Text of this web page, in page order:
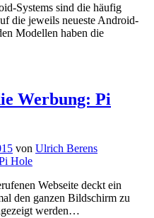
Systems sind die häufig
die jeweils neueste Android-
Modellen haben die
Werbung: Pi
von Ulrich Berens
Hole
Webseite deckt ein
den ganzen Bildschirm zu
werden…